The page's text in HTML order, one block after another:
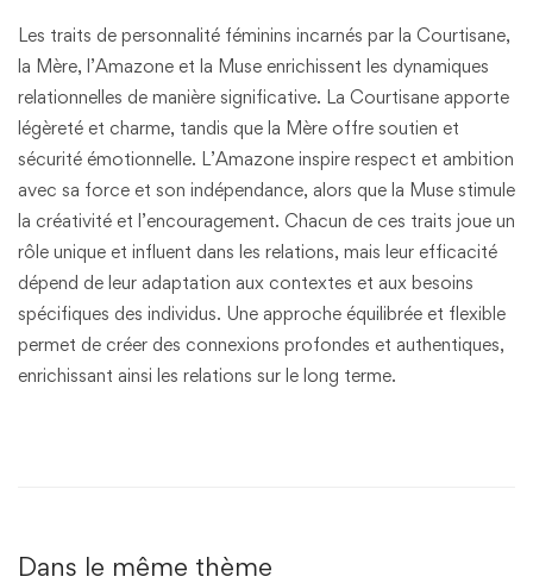
Les traits de personnalité féminins incarnés par la Courtisane,
la Mère, l’Amazone et la Muse enrichissent les dynamiques
relationnelles de manière significative. La Courtisane apporte
légèreté et charme, tandis que la Mère offre soutien et
sécurité émotionnelle. L’Amazone inspire respect et ambition
avec sa force et son indépendance, alors que la Muse stimule
la créativité et l’encouragement. Chacun de ces traits joue un
rôle unique et influent dans les relations, mais leur efficacité
dépend de leur adaptation aux contextes et aux besoins
spécifiques des individus. Une approche équilibrée et flexible
permet de créer des connexions profondes et authentiques,
enrichissant ainsi les relations sur le long terme.
Dans le même thème